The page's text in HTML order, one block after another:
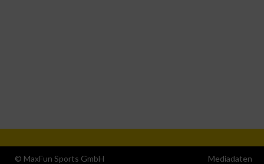
© MaxFun Sports GmbH Mediadaten